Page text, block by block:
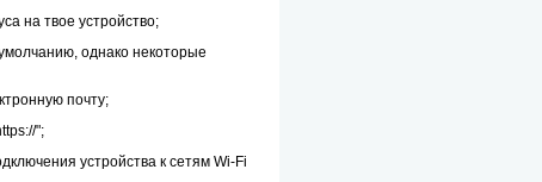
на твое устройство;
однако некоторые
почту;
";
устройства к сетям Wi-Fi